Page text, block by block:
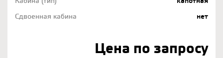
Сдвоенная кабина
нет
Цена по запросу